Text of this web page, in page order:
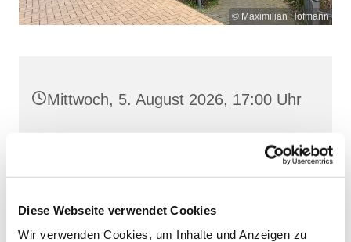
Diese Webseite verwendet Cookies
Wir verwenden Cookies, um Inhalte und Anzeigen zu
© Maximilian Hofmann
Mittwoch, 5. August 2026, 17:00 Uhr
St. Josef, Stralsund, Jungfernstieg